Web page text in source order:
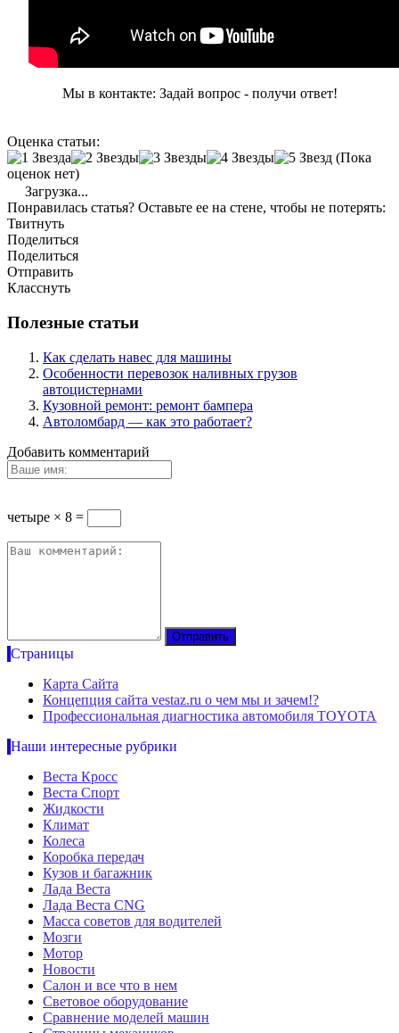
Мы в контакте: Задай вопрос - получи ответ!
Оценка статьи:
(Пока
оценок нет)
Загрузка...
Понравилась статья? Оставьте ее на стене, чтобы не потерять:
Твитнуть
Поделиться
Поделиться
Отправить
Класснуть
Полезные статьи
Как сделать навес для машины
Особенности перевозок наливных грузов
автоцистернами
Кузовной ремонт: ремонт бампера
Автоломбард — как это работает?
Добавить комментарий
четыре × 8 =
Страницы
Карта Сайта
Концепция сайта vestaz.ru о чем мы и зачем!?
Профессиональная диагностика автомобиля TOYOTA
Наши интересные рубрики
Веста Кросс
Веста Спорт
Жидкости
Климат
Колеса
Коробка передач
Кузов и багажник
Лада Веста
Лада Веста CNG
Масса советов для водителей
Мозги
Мотор
Новости
Салон и все что в нем
Световое оборудование
Сравнение моделей машин